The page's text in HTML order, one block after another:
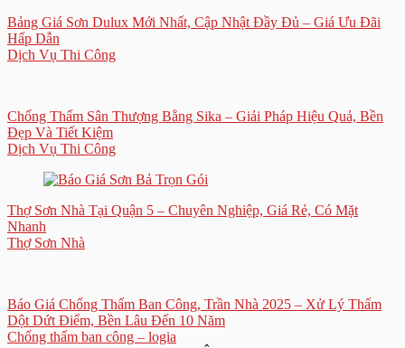
Bảng Giá Sơn Dulux Mới Nhất, Cập Nhật Đầy Đủ – Giá Ưu Đãi
Hấp Dẫn
Dịch Vụ Thi Công
Chống Thấm Sân Thượng Bằng Sika – Giải Pháp Hiệu Quả, Bền
Đẹp Và Tiết Kiệm
Dịch Vụ Thi Công
Thợ Sơn Nhà Tại Quận 5 – Chuyên Nghiệp, Giá Rẻ, Có Mặt
Nhanh
Thợ Sơn Nhà
Báo Giá Chống Thấm Ban Công, Trần Nhà 2025 – Xử Lý Thấm
Dột Dứt Điểm, Bền Lâu Đến 10 Năm
Chống thấm ban công – logia